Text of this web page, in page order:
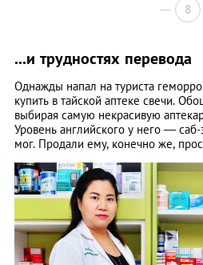
8
...и трудностях перевода
Однажды напал на туриста
купить в тайской аптеке свечи.
выбирая самую некрасивую
Уровень английского у него — саб-
мог. Продали ему, конечно же,